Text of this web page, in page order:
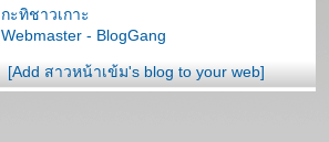
กะทิชาวเกาะ
Webmaster - BlogGang
[Add สาวหน้าเข้ม's blog to your web]